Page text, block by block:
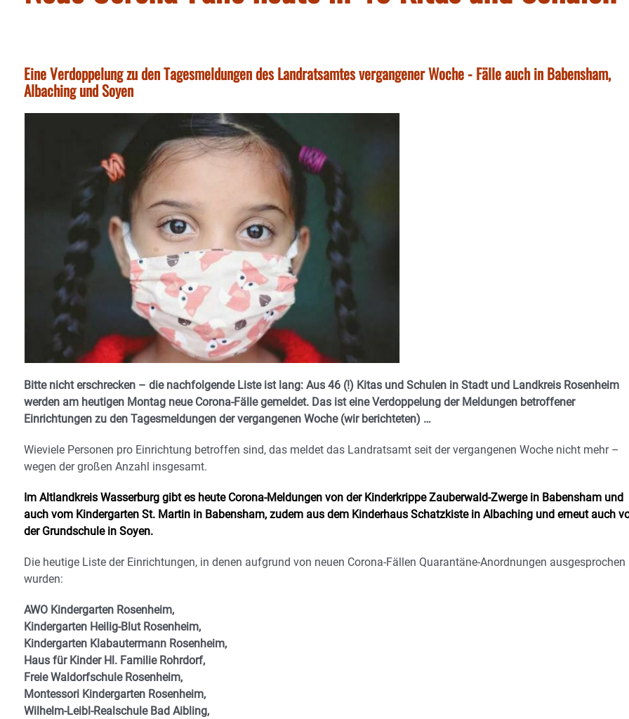
Eine Verdoppelung zu den Tagesmeldungen des Landratsamtes vergangener Woche - Fälle auch in Babensham,
Albaching und Soyen
Bitte nicht erschrecken – die nachfolgende Liste ist lang: Aus 46 (!) Kitas und Schulen in Stadt und Landkreis Rosenheim
werden am heutigen Montag neue Corona-Fälle gemeldet. Das ist eine Verdoppelung der Meldungen betroffener
Einrichtungen zu den Tagesmeldungen der vergangenen Woche (wir berichteten) …
Wieviele Personen pro Einrichtung betroffen sind, das meldet das Landratsamt seit der vergangenen Woche nicht mehr –
wegen der großen Anzahl insgesamt.
Im Altlandkreis Wasserburg gibt es heute Corona-Meldungen von der Kinderkrippe Zauberwald-Zwerge in Babensham und
auch vom Kindergarten St. Martin in Babensham, zudem aus dem Kinderhaus Schatzkiste in Albaching und erneut auch
der Grundschule in Soyen.
Die heutige Liste der Einrichtungen, in denen aufgrund von neuen Corona-Fällen Quarantäne-Anordnungen ausgesprochen
wurden:
AWO Kindergarten Rosenheim,
Kindergarten Heilig-Blut Rosenheim,
Kindergarten Klabautermann Rosenheim,
Haus für Kinder Hl. Familie Rohrdorf,
Freie Waldorfschule Rosenheim,
Montessori Kindergarten Rosenheim,
Wilhelm-Leibl-Realschule Bad Aibling,